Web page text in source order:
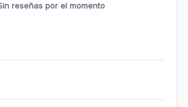
reseñas por el momento